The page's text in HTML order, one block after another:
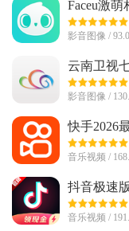
Faceu激萌
影音图像 /
云南卫视
影音图像 /
快手2026
音乐视频 /
抖音极速
音乐视频 /